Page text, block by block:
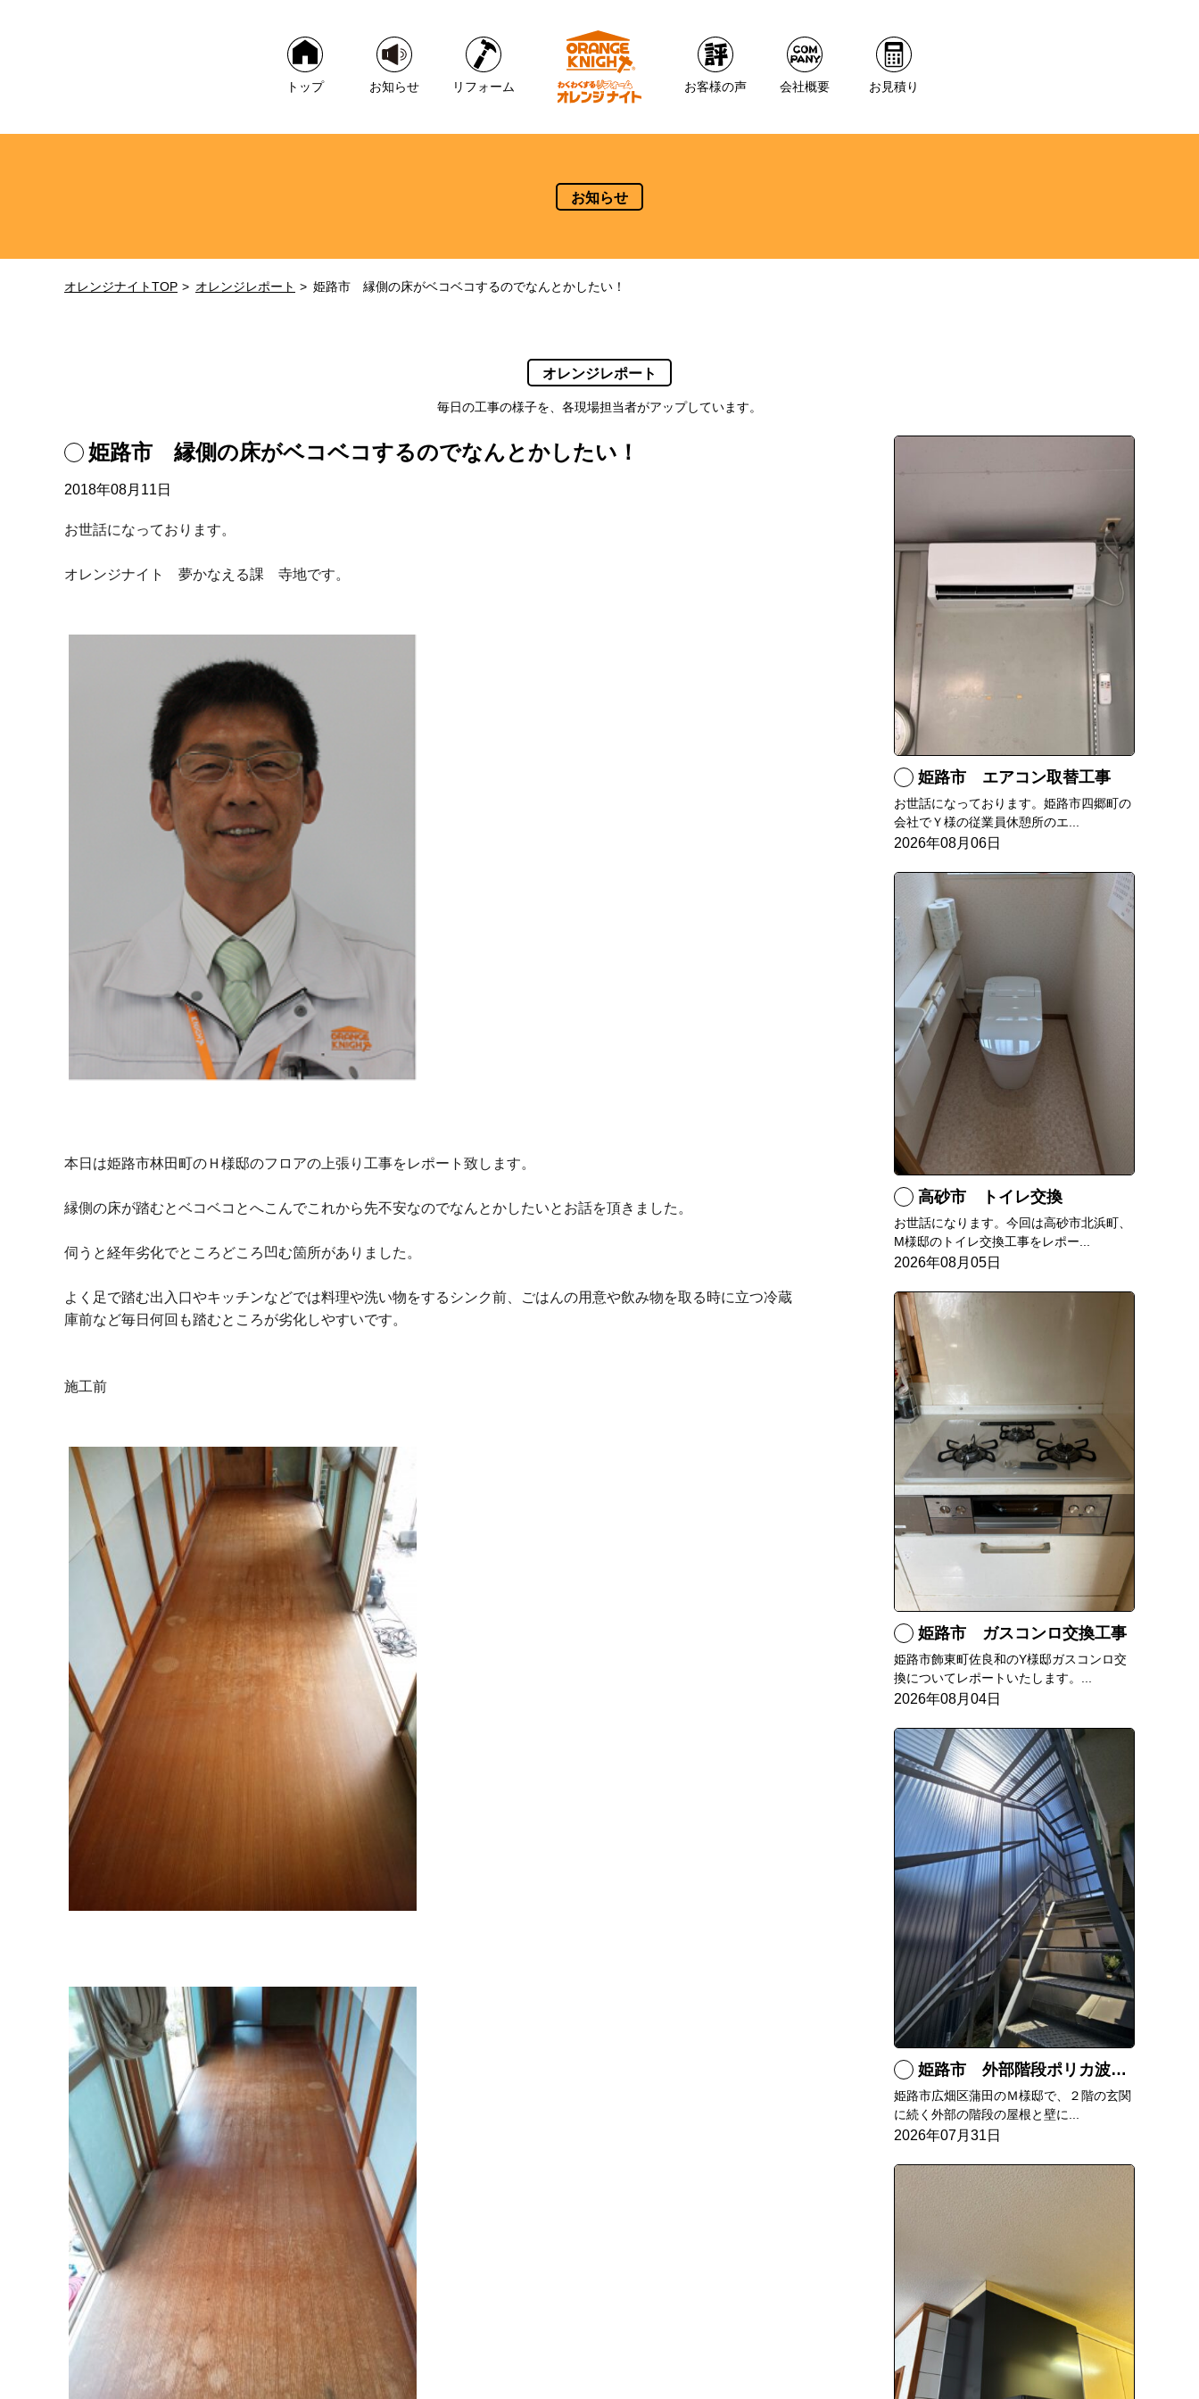
トップ お知らせ リフォーム お客様の声 会社概要 お見積り
お知らせ
オレンジナイトTOP オレンジレポート 姫路市 縁側の床がベコベコするのでなんとかしたい！
オレンジレポート
毎日の工事の様子を、各現場担当者がアップしています。
姫路市 縁側の床がベコベコするのでなんとかしたい！
2018年08月11日
お世話になっております。
オレンジナイト 夢かなえる課 寺地です。
本日は姫路市林田町のＨ様邸のフロアの上張り工事をレポート致します。
縁側の床が踏むとベコベコとへこんでこれから先不安なのでなんとかしたいとお話を頂きました。
伺うと経年劣化でところどころ凹む箇所がありました。
よく足で踏む出入口やキッチンなどでは料理や洗い物をするシンク前、ごはんの用意や飲み物を取る時に立つ冷蔵
庫前など毎日何回も踏むところが劣化しやすいです。
施工前
姫路市 エアコン取替工事
お世話になっております。姫路市四郷町の
会社でＹ様の従業員休憩所のエ...
2026年08月06日
高砂市 トイレ交換
お世話になります。今回は高砂市北浜町、
M様邸のトイレ交換工事をレポー...
2026年08月05日
姫路市 ガスコンロ交換工事
姫路市飾東町佐良和のY様邸ガスコンロ交
換についてレポートいたします。...
2026年08月04日
姫路市 外部階段ポリカ波板張替工事
姫路市広畑区蒲田のＭ様邸で、２階の玄関
に続く外部の階段の屋根と壁に...
2026年07月31日